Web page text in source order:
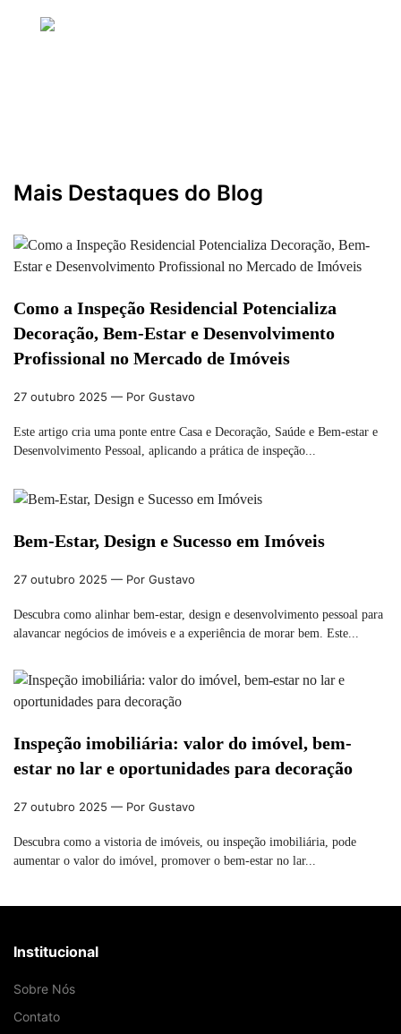
Mais Destaques do Blog
Como a Inspeção Residencial Potencializa
Decoração, Bem-Estar e Desenvolvimento
Profissional no Mercado de Imóveis
27 outubro 2025 — Por Gustavo
Este artigo cria uma ponte entre Casa e Decoração, Saúde e Bem-estar e
Desenvolvimento Pessoal, aplicando a prática de inspeção...
Bem-Estar, Design e Sucesso em Imóveis
27 outubro 2025 — Por Gustavo
Descubra como alinhar bem-estar, design e desenvolvimento pessoal para
alavancar negócios de imóveis e a experiência de morar bem. Este...
Inspeção imobiliária: valor do imóvel, bem-
estar no lar e oportunidades para decoração
27 outubro 2025 — Por Gustavo
Descubra como a vistoria de imóveis, ou inspeção imobiliária, pode
aumentar o valor do imóvel, promover o bem-estar no lar...
Institucional
Sobre Nós
Contato